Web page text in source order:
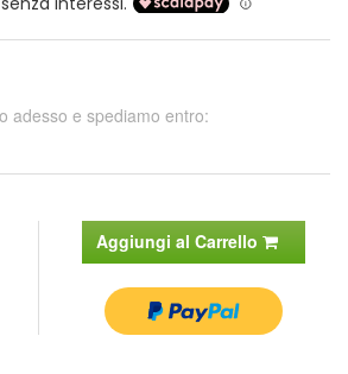
adesso e spediamo entro:
Aggiungi al Carrello